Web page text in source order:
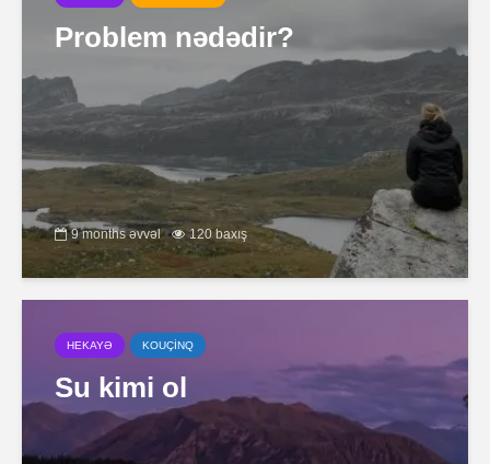
Problem nədədir?
9 months əvvəl 120 baxış
HEKAYƏ KOUÇİNQ
Su kimi ol